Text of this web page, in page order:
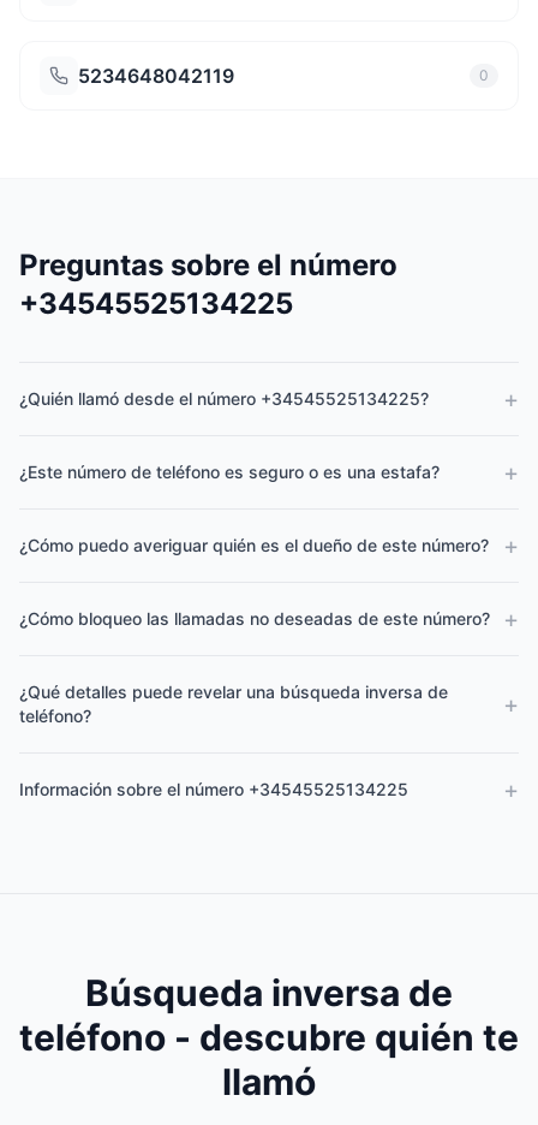
5234648042119 0
Preguntas sobre el número
+34545525134225
¿Quién llamó desde el número +34545525134225? +
¿Este número de teléfono es seguro o es una estafa? +
¿Cómo puedo averiguar quién es el dueño de este número? +
¿Cómo bloqueo las llamadas no deseadas de este número? +
¿Qué detalles puede revelar una búsqueda inversa de
teléfono?
+
Información sobre el número +34545525134225 +
Búsqueda inversa de
teléfono - descubre quién te
llamó